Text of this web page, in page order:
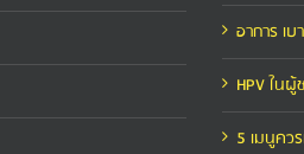
อาการ เ
HPV ในผู้
5 เมนูคว